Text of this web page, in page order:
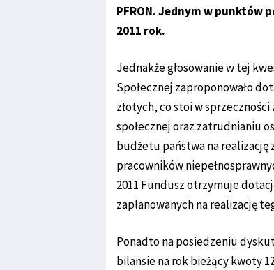
PFRON. Jednym w punktów
2011 rok.
Jednakże głosowanie w tej
Społecznej zaproponowało
złotych, co stoi w
społecznej oraz zatrudnianiu
budżetu państwa na realizację
pracowników
2011 Fundusz otrzymuje
zaplanowanych na realizację
Ponadto na posiedzeniu
bilansie na rok bieżący kwoty